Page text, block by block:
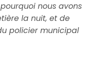
nous avons
la nuit, et de
policier municipal